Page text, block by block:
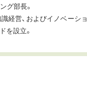
グ部長。
経営、およびイノベーショ
を設立。